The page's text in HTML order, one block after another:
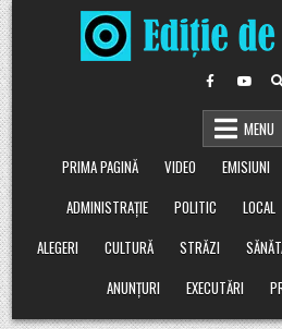
Skip
to
content
MENU
PRIMA PAGINĂ
VIDEO EMISIUNI
ADMINISTRAȚIE
POLITIC LOCAL
ALEGERI
CULTURĂ STRĂZI
ANUNȚURI
EXECUTĂRI